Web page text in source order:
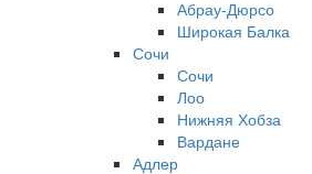
Абрау-Дюрсо
Широкая Балка
Сочи
Сочи
Лоо
Нижняя Хобза
Вардане
Адлер